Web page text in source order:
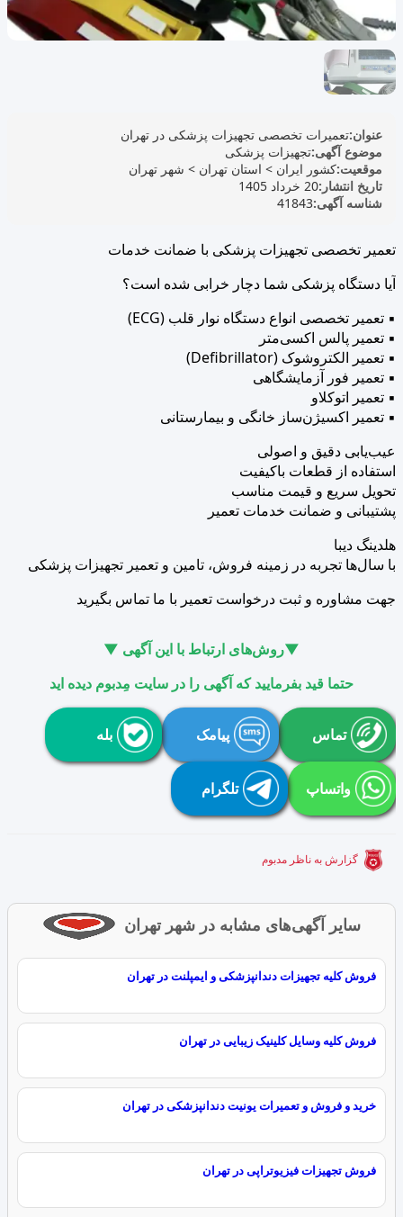
عنوان:تعمیرات تخصصی تجهیزات پزشکی در تهران
موضوع آگهی:تجهیزات پزشکی
موقعیت:کشور ایران > استان تهران > شهر تهران
تاریخ انتشار:20 خرداد 1405
شناسه آگهی:41843
تعمیر تخصصی تجهیزات پزشکی با ضمانت خدمات
آیا دستگاه پزشکی شما دچار خرابی شده است؟
▪ تعمیر تخصصی انواع دستگاه نوار قلب (ECG)
▪ تعمیر پالس اکسی‌متر
▪ تعمیر الکتروشوک (Defibrillator)
▪ تعمیر فور آزمایشگاهی
▪ تعمیر اتوکلاو
▪ تعمیر اکسیژن‌ساز خانگی و بیمارستانی
عیب‌یابی دقیق و اصولی
استفاده از قطعات باکیفیت
تحویل سریع و قیمت مناسب
پشتیبانی و ضمانت خدمات تعمیر
هلدینگ دیبا
با سال‌ها تجربه در زمینه فروش، تامین و تعمیر تجهیزات پزشکی
جهت مشاوره و ثبت درخواست تعمیر با ما تماس بگیرید
▼روش‌های ارتباط با این آگهی ▼
حتما قید بفرمایید که آگهی را در سایت مِدبوم دیده اید
تماس پیامک بله
واتساپ تلگرام
گزارش به ناظر مدبوم
سایر آگهی‌های مشابه در شهر تهران
فروش کلیه تجهیزات دندانپزشکی و ایمپلنت در تهران
فروش کلیه وسایل کلینیک زیبایی در تهران
خرید و فروش و تعمیرات یونیت دندانپزشکی در تهران
فروش تجهیزات فیزیوتراپی در تهران